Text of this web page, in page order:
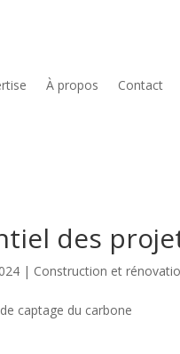
À propos Contact
des
| Construction et